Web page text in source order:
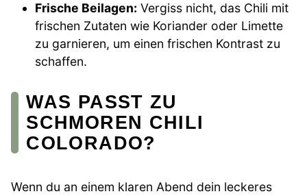
Frische Beilagen: Vergiss nicht, das Chili mit
frischen Zutaten wie Koriander oder Limette
zu garnieren, um einen frischen Kontrast zu
schaffen.
WAS PASST ZU
SCHMOREN CHILI
COLORADO?
Wenn du an einem klaren Abend dein leckeres